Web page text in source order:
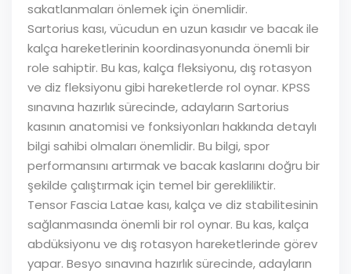
sakatlanmaları önlemek için önemlidir.
Sartorius kası, vücudun en uzun kasıdır ve bacak ile
kalça hareketlerinin koordinasyonunda önemli bir
role sahiptir. Bu kas, kalça fleksiyonu, dış rotasyon
ve diz fleksiyonu gibi hareketlerde rol oynar. KPSS
sınavına hazırlık sürecinde, adayların Sartorius
kasının anatomisi ve fonksiyonları hakkında detaylı
bilgi sahibi olmaları önemlidir. Bu bilgi, spor
performansını artırmak ve bacak kaslarını doğru bir
şekilde çalıştırmak için temel bir gerekliliktir.
Tensor Fascia Latae kası, kalça ve diz stabilitesinin
sağlanmasında önemli bir rol oynar. Bu kas, kalça
abdüksiyonu ve dış rotasyon hareketlerinde görev
yapar. Besyo sınavına hazırlık sürecinde, adayların